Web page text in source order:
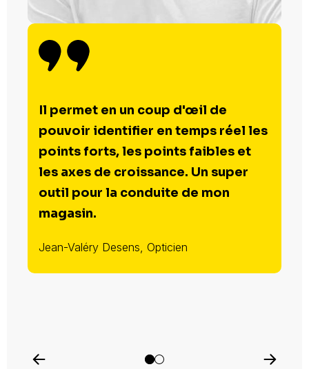
Il permet en un coup d'œil de
pouvoir identifier en temps réel les
points forts, les points faibles et
les axes de croissance. Un super
outil pour la conduite de mon
magasin.
Jean-Valéry Desens, Opticien